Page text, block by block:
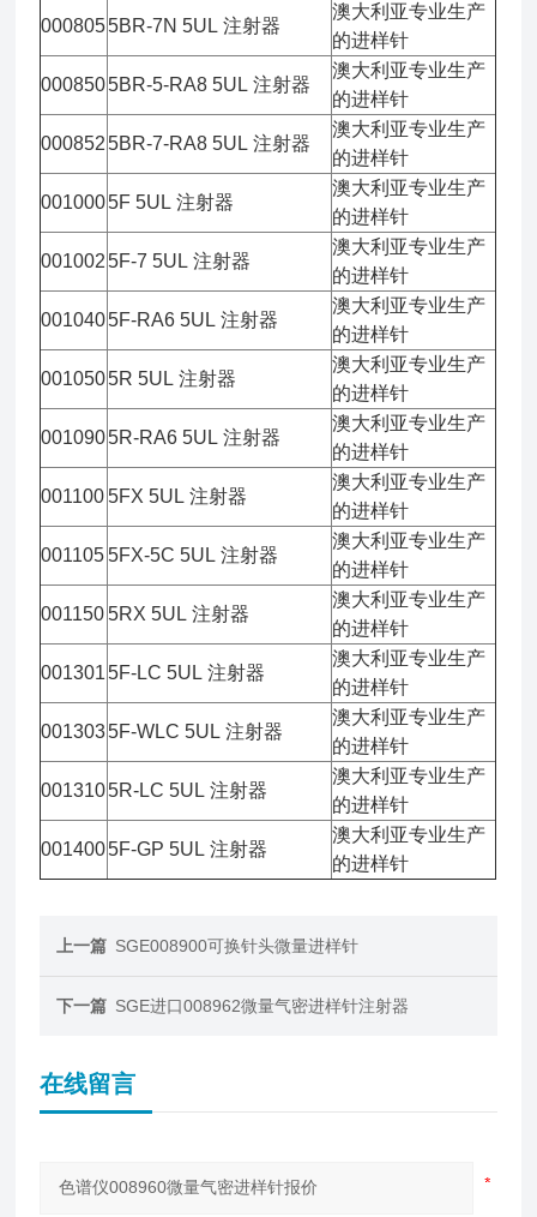
0008055BR-7N 5UL 注射器
澳大利亚专业生产
的进样针
0008505BR-5-RA8 5UL 注射器
澳大利亚专业生产
的进样针
000852 5BR-7-RA8 5UL 注射器
澳大利亚专业生产
的进样针
0010005F 5UL 注射器
澳大利亚专业生产
的进样针
001002 5F-7 5UL 注射器
澳大利亚专业生产
的进样针
0010405F-RA6 5UL 注射器
澳大利亚专业生产
的进样针
0010505R 5UL 注射器
澳大利亚专业生产
的进样针
0010905R-RA6 5UL 注射器
澳大利亚专业生产
的进样针
001100 5FX 5UL 注射器
澳大利亚专业生产
的进样针
001105 5FX-5C 5UL 注射器
澳大利亚专业生产
的进样针
001150 5RX 5UL 注射器
澳大利亚专业生产
的进样针
001301 5F-LC 5UL 注射器
澳大利亚专业生产
的进样针
0013035F-WLC 5UL 注射器
澳大利亚专业生产
的进样针
0013105R-LC 5UL 注射器
澳大利亚专业生产
的进样针
0014005F-GP 5UL 注射器
澳大利亚专业生产
的进样针
上一篇 SGE008900可换针头微量进样针
下一篇 SGE进口008962微量气密进样针注射器
在线留言